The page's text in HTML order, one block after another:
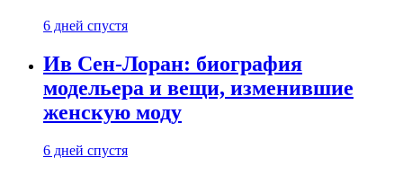
6 дней спустя
Ив Сен-Лоран: биография
модельера и вещи, изменившие
женскую моду
6 дней спустя